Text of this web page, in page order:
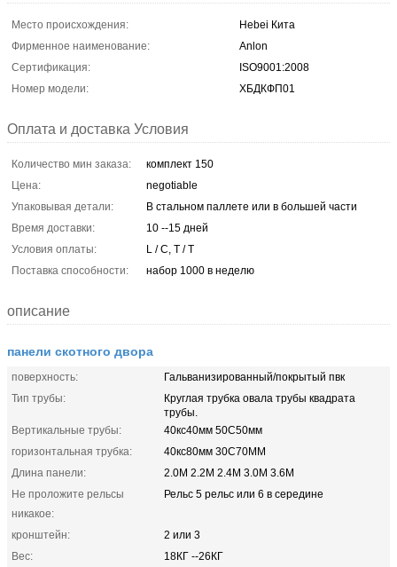
Место происхождения:
Hebei Кита
Фирменное наименование:
Anlon
Сертификация:
ISO9001:2008
Номер модели:
ХБДКФП01
Оплата и доставка Условия
Количество мин заказа:
комплект 150
Цена:
negotiable
Упаковывая детали:
В стальном паллете или в большей части
Время доставки:
10 --15 дней
Условия оплаты:
L / C, T / T
Поставка способности:
набор 1000 в неделю
описание
панели скотного двора
поверхность:
Гальванизированный/покрытый пвк
Тип трубы:
Круглая трубка овала трубы квадрата
трубы.
Вертикальные трубы:
40кс40мм 50С50мм
горизонтальная трубка:
40кс80мм 30С70ММ
Длина панели:
2.0М 2.2М 2.4М 3.0М 3.6М
Не проложите рельсы
никакое:
Рельс 5 рельс или 6 в середине
кронштейн:
2 или 3
Вес:
18КГ --26КГ